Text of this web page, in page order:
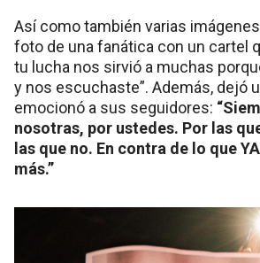
Así como también varias
foto de una fanática con un cartel
tu lucha nos sirvió a muchas
y nos escuchaste”. Además, dejó
emocionó a sus seguidores:
nosotras, por ustedes. Por las
las que no. En contra de lo que
más.”